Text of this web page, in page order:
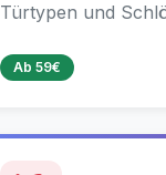
Türtypen und
Ab 59€